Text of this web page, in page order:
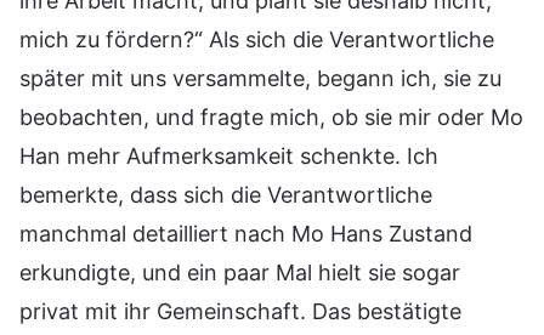
mich zu fördern?“ Als sich die Verantwortliche
später mit uns versammelte, begann ich, sie zu
beobachten, und fragte mich, ob sie mir oder Mo
Han mehr Aufmerksamkeit schenkte. Ich
bemerkte, dass sich die Verantwortliche
manchmal detailliert nach Mo Hans Zustand
erkundigte, und ein paar Mal hielt sie sogar
privat mit ihr Gemeinschaft. Das bestätigte